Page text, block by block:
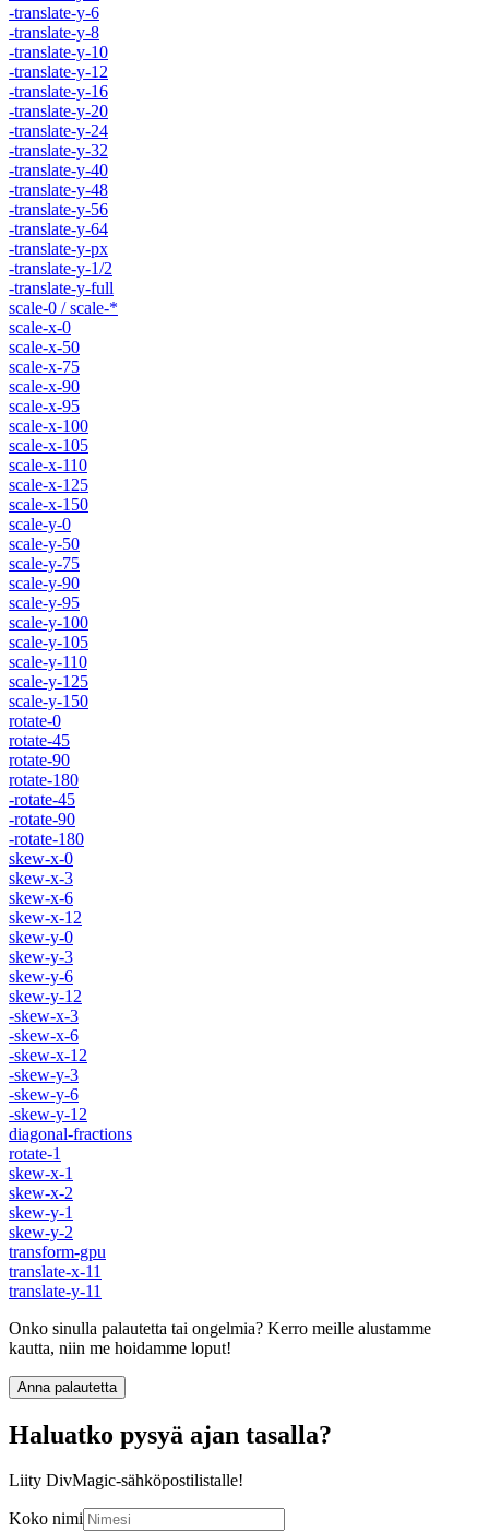
-translate-y-6
-translate-y-8
-translate-y-10
-translate-y-12
-translate-y-16
-translate-y-20
-translate-y-24
-translate-y-32
-translate-y-40
-translate-y-48
-translate-y-56
-translate-y-64
-translate-y-px
-translate-y-1/2
-translate-y-full
scale-0 / scale-*
scale-x-0
scale-x-50
scale-x-75
scale-x-90
scale-x-95
scale-x-100
scale-x-105
scale-x-110
scale-x-125
scale-x-150
scale-y-0
scale-y-50
scale-y-75
scale-y-90
scale-y-95
scale-y-100
scale-y-105
scale-y-110
scale-y-125
scale-y-150
rotate-0
rotate-45
rotate-90
rotate-180
-rotate-45
-rotate-90
-rotate-180
skew-x-0
skew-x-3
skew-x-6
skew-x-12
skew-y-0
skew-y-3
skew-y-6
skew-y-12
-skew-x-3
-skew-x-6
-skew-x-12
-skew-y-3
-skew-y-6
-skew-y-12
diagonal-fractions
rotate-1
skew-x-1
skew-x-2
skew-y-1
skew-y-2
transform-gpu
translate-x-11
translate-y-11
Onko sinulla palautetta tai ongelmia? Kerro meille alustamme
kautta, niin me hoidamme loput!
Anna palautetta
Haluatko pysyä ajan tasalla?
Liity DivMagic-sähköpostilistalle!
Koko nimi